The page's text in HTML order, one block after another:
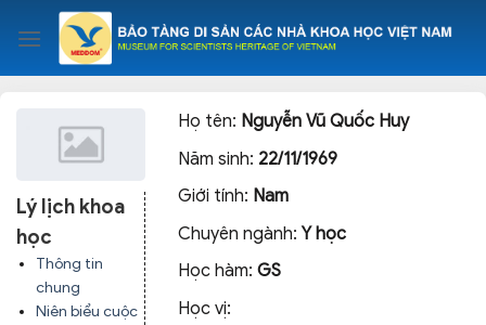
content
Lý lịch khoa
học
Thông tin
chung
Niên biểu cuộc
Họ tên: Nguyễn Vũ Quốc Huy
Năm sinh: 22/11/1969
Giới tính: Nam
Chuyên ngành:Y học
Học hàm:GS
Học vị: